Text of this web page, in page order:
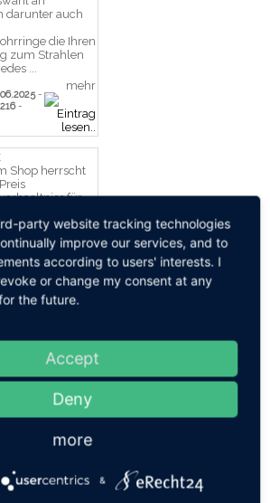
darunter auch
die Ihren
zum Strahlen
...
-
-
mehr
Shop herrscht
für
von
durch guten
ist. Hier
Ketten sehr
Dieser Shop
hat im
-
Mineralien und
für
Schmuck bietet
Mineralien und
1999
und als
party website tracking technologies
improve our services, and to
according to users' interests. I
or change my consent at any
the future.
Accept
Deny
more
&